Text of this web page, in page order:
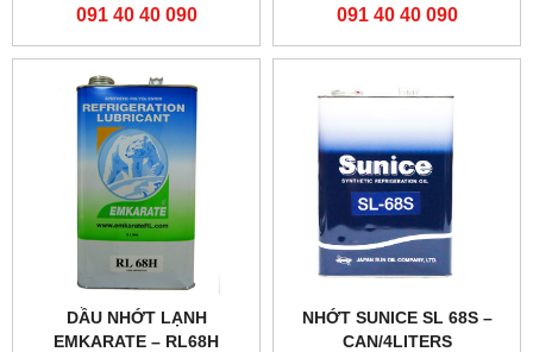
091 40 40 090 091 40 40 090
DẦU NHỚT LẠNH
EMKARATE – RL68H
NHỚT SUNICE SL 68S –
CAN/4LITERS